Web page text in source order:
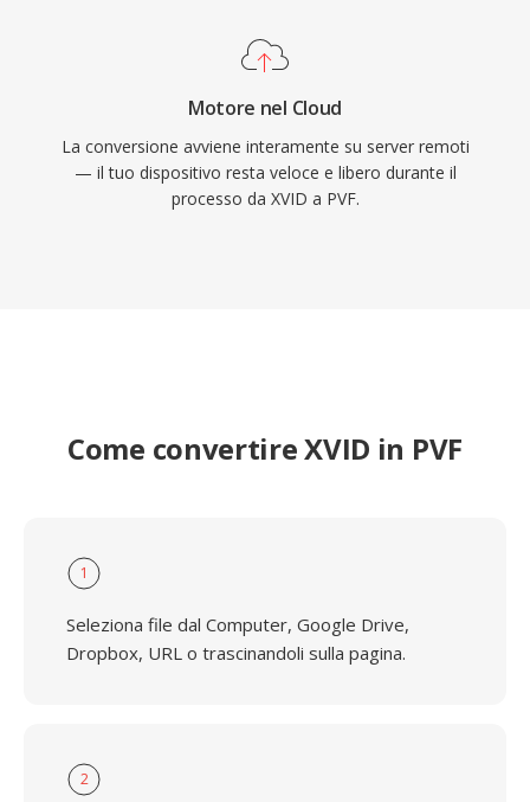
Motore nel Cloud
La conversione avviene interamente su server remoti
— il tuo dispositivo resta veloce e libero durante il
processo da XVID a PVF.
Come convertire XVID in PVF
1
Seleziona file dal Computer, Google Drive,
Dropbox, URL o trascinandoli sulla pagina.
2